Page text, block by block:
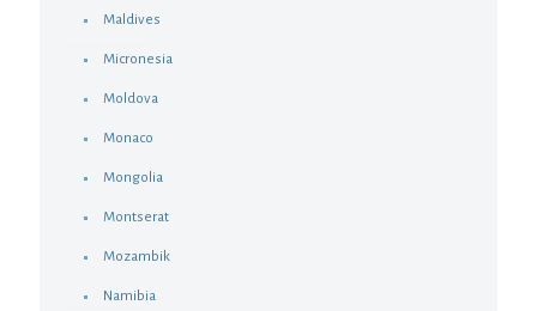
Maldives
Micronesia
Moldova
Monaco
Mongolia
Montserat
Mozambik
Namibia